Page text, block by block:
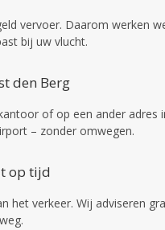
vervoer. Daarom werken
bij uw vlucht.
den Berg
of op een ander adres
– zonder omwegen.
op tijd
het verkeer. Wij adviseren